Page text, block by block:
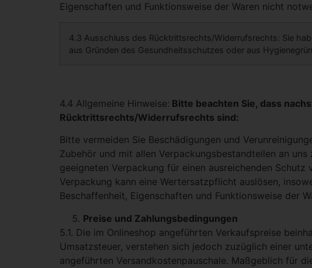
Eigenschaften und Funktionsweise der Waren nicht
4.3 Ausschluss des Rücktrittsrechts/Widerrufsrechts: Sie
aus Gründen des Gesundheitsschutzes oder aus
4.4 Allgemeine Hinweise: Bitte beachten Sie, dass
Rücktrittsrechts/Widerrufsrechts sind:
Bitte vermeiden Sie Beschädigungen und
Zubehör und mit allen Verpackungsbestandteilen an
geeigneten Verpackung für einen ausreichenden
Verpackung kann eine Wertersatzpflicht auslösen,
Beschaffenheit, Eigenschaften und Funktionsweise der
Preise und Zahlungsbedingungen
5.1. Die im Onlineshop angeführten Verkaufspreise
Umsatzsteuer, verstehen sich jedoch zuzüglich einer
angeführten Versandkostenpauschale. Maßgeblich für